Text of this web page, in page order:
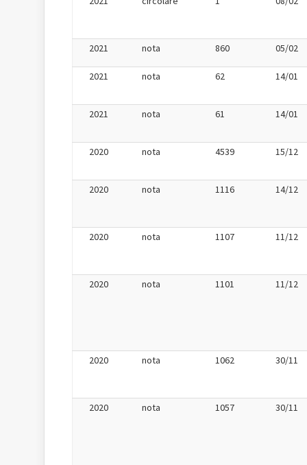
2021 nota 860 05/02
2021 nota 62 14/01
2021 nota 61 14/01
2020 nota 4539 15/12
2020 nota 1116 14/12
2020 nota 1107 11/12
2020 nota 1101 11/12
2020 nota 1062 30/11
2020 nota 1057 30/11